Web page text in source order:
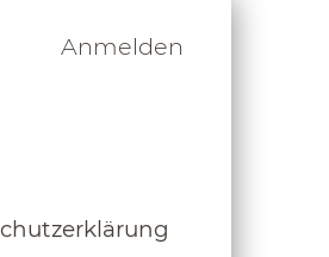
Anmelden